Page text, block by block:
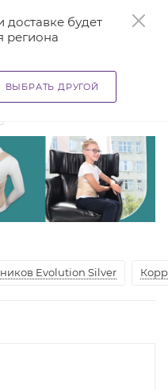
будет
региона
ВЫБРАТЬ ДРУГОЙ
- здорово! Полезная
школьников
Evolution Silver